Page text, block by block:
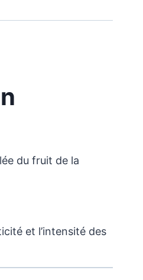
du fruit de la
et l’intensité des